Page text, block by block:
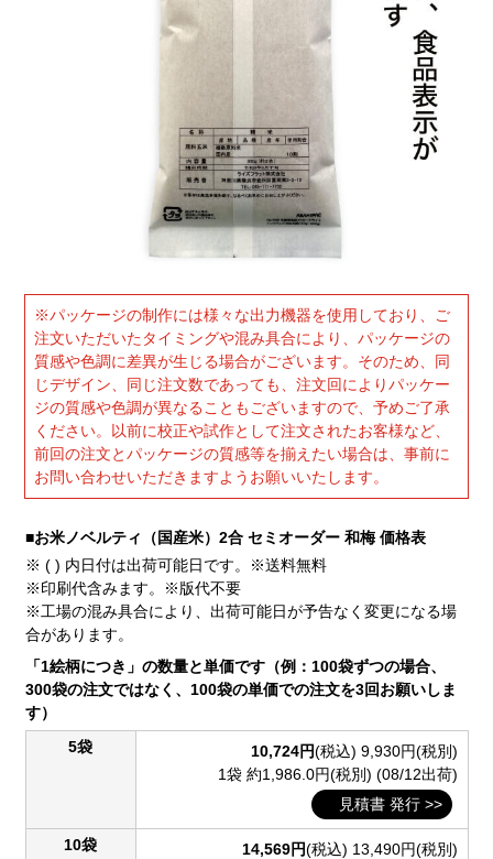
※パッケージの制作には様々な出力機器を使用しており、ご
注文いただいたタイミングや混み具合により、パッケージの
質感や色調に差異が生じる場合がございます。そのため、同
じデザイン、同じ注文数であっても、注文回によりパッケー
ジの質感や色調が異なることもございますので、予めご了承
ください。以前に校正や試作として注文されたお客様など、
前回の注文とパッケージの質感等を揃えたい場合は、事前に
お問い合わせいただきますようお願いいたします。
■お米ノベルティ（国産米）2合 セミオーダー 和梅 価格表
※ ( ) 内日付は出荷可能日です。※送料無料
※印刷代含みます。※版代不要
※工場の混み具合により、出荷可能日が予告なく変更になる場
合があります。
「1絵柄につき」の数量と単価です（例：100袋ずつの場合、
300袋の注文ではなく、100袋の単価での注文を3回お願いしま
す）
5袋
10,724円(税込) 9,930円(税別)
1袋 約1,986.0円(税別) (08/12出荷)
見積書 発行 >>
10袋 14,569円(税込) 13,490円(税別)